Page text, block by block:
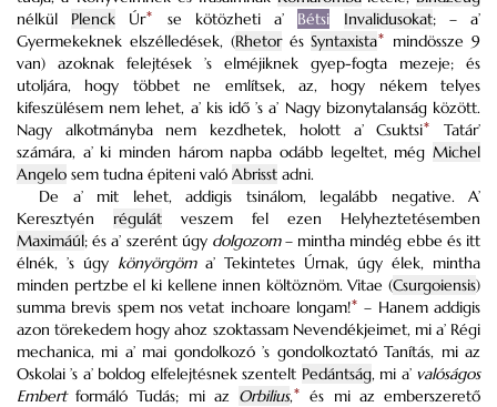
nélkül Plenck Úr* se kötözheti a’ Bétsi Invalidusokat; – a’
Gyermekeknek elszélledések, (RhetorésSyntaxista*
mindössze 9
van) azoknak felejtések ’s elméjiknek gyep-fogta mezeje; és
utoljára, hogy többet ne említsek, az, hogy nékem telyes
kifeszülésem nem lehet, a’ kis idő ’s a’ Nagy bizonytalanság között.
Nagy alkotmányba nem kezdhetek, holott a’ Csuktsi*
Tatár’
számára, a’ ki minden három napba odább legeltet, még Michel
Angelo sem tudna épiteni való Abrisst adni.
De a’ mit lehet, addigis tsinálom, legalább negative. A’
Keresztyén régulát veszem fel ezen Helyheztetésemben
Maximáúl; és a’ szerént úgy dolgozom– mintha mindég ebbe és itt
élnék, ’s úgy könyörgöma’ Tekintetes Úrnak, úgy élek, mintha
minden pertzbe el ki kellene innen költöznöm. Vitae (Csurgoiensis)
summa brevis spem nos vetat inchoare longam!* – Hanem addigis
azon törekedem hogy ahoz szoktassam Nevendékjeimet, mi a’ Régi
mechanica, mi a’ mai gondolkozó ’s gondolkoztató Tanítás, mi az
Oskolai ’s a’ boldog elfelejtésnek szentelt Pedántság, mi a’ valóságos
Embertformáló Tudás; mi az Orbilius,*
és mi az emberszerető